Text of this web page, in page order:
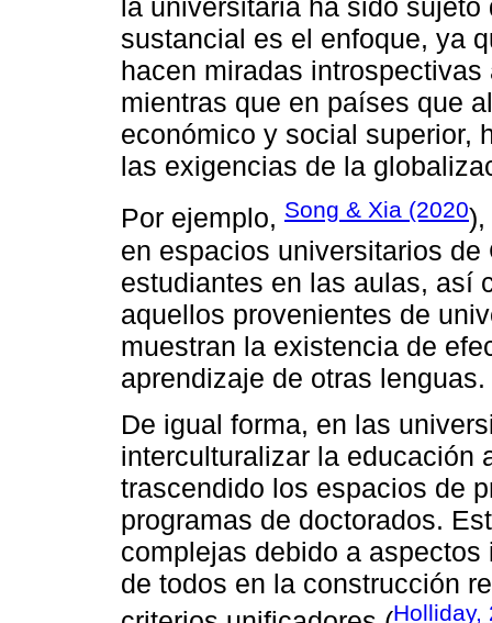
la universitaria ha sido
sustancial es el enfoque, ya
hacen miradas
mientras que en países que
económico y social superior,
las exigencias de la
Por ejemplo, Song & Xia (2020),
en espacios universitarios
estudiantes en las aulas, así
aquellos provenientes de
muestran la existencia de
aprendizaje de otras lenguas.
De igual forma, en las
interculturalizar la educación
trascendido los espacios de
programas de doctorados.
complejas debido a
de todos en la construcción
Holliday,